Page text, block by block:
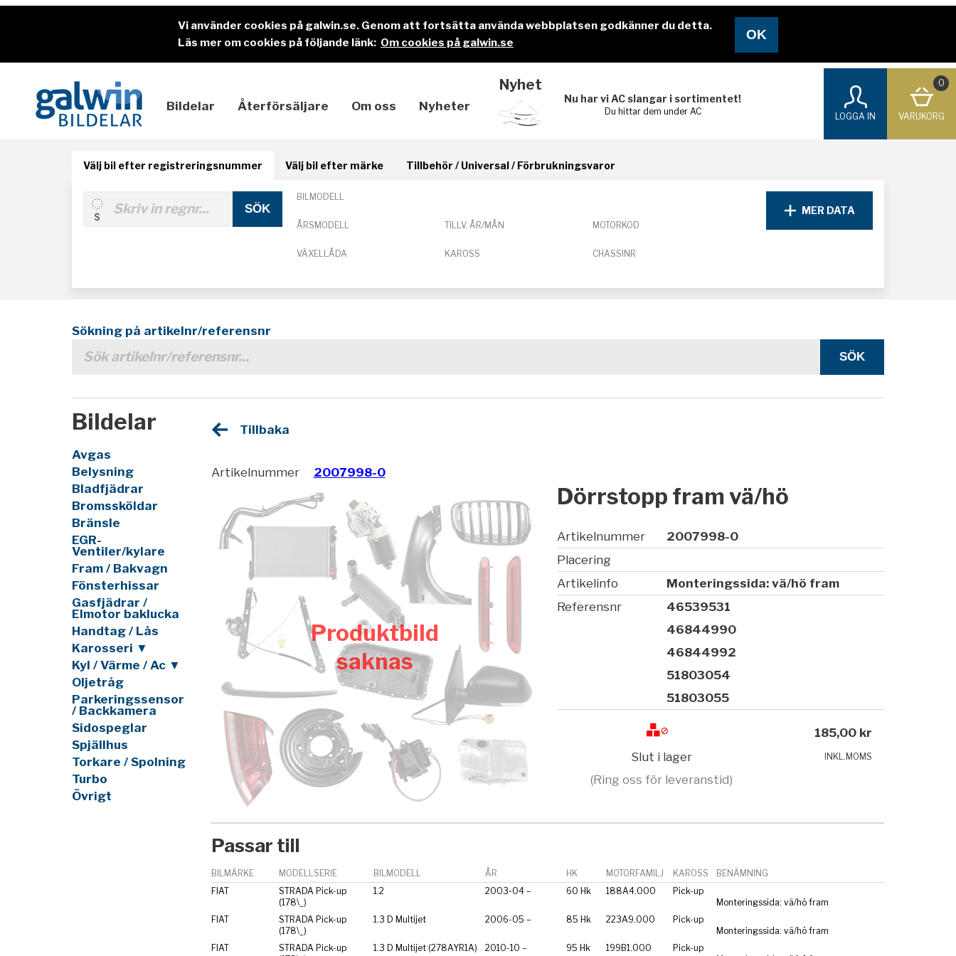
Vi använder cookies på galwin.se. Genom att fortsätta använda webbplatsen godkänner du detta.
Läs mer om cookies på följande länk: Om cookies på galwin.se
Bildelar Återförsäljare Om oss Nyheter
Nyhet
Nu har vi AC slangar i sortimentet!
Du hittar dem under AC
LOGGA IN
0
VARUKORG
Välj bil efter registreringsnummer Välj bil efter märke Tillbehör / Universal / Förbrukningsvaror
BILMODELL
ÅRSMODELL TILLV. ÅR/MÅN MOTORKOD
VÄXELLÅDA KAROSS CHASSINR
MER DATA
Sökning på artikelnr/referensnr
Bildelar
Avgas
Belysning
Bladfjädrar
Bromssköldar
Bränsle
EGR-
Ventiler/kylare
Fram / Bakvagn
Fönsterhissar
Gasfjädrar /
Elmotor baklucka
Handtag / Lås
Karosseri ▼
Kyl / Värme / Ac ▼
Oljetråg
Parkeringssensor
/ Backkamera
Sidospeglar
Spjällhus
Torkare / Spolning
Turbo
Övrigt
Tillbaka
Artikelnummer 2007998-0
Produktbild
saknas
Dörrstopp fram vä/hö
Artikelnummer
2007998-0
Placering
Artikelinfo
Monteringssida: vä/hö fram
Referensnr
46539531
46844990
46844992
51803054
51803055
Slut i lager
(Ring oss för leveranstid)
185,00 kr
INKL.MOMS
Passar till
BILMÄRKE MODELLSERIE BILMODELL ÅR HK MOTORFAMILJ KAROSS
BENÄMNING
FIAT
STRADA Pick-up
(178\_)
1.2 2003-04 – 60 Hk 188A4.000
Pick-up
Monteringssida: vä/hö fram
FIAT
STRADA Pick-up
(178\_)
1.3 D Multijet 2006-05 – 85 Hk 223A9.000
Pick-up
Monteringssida: vä/hö fram
FIAT
STRADA Pick-up
1.3 D Multijet (278AYR1A) 2010-10 – 95 Hk 199B1.000
Pick-up